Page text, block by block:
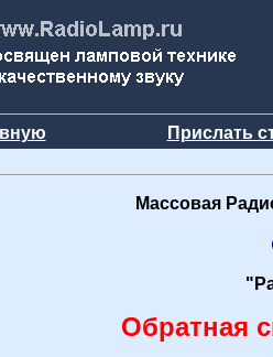
Прислать
Массовая
Обратная